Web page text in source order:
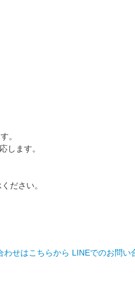
。
します。
ださい。
わせはこちらから LINEでのお問い